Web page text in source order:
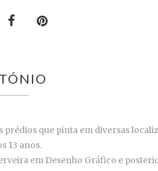
que pinta em diversas
13 anos.
em Desenho Gráfico e